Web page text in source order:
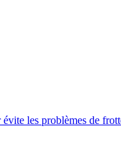
les problèmes de